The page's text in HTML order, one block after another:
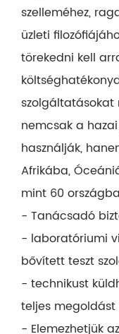
szelleméhez,
üzleti
törekedni kell
szolgáltatásokat
nemcsak a
használják,
Afrikába,
mint 60
- Tanácsadó
- laboratóriumi
bővített teszt
- technikust
teljes
- Elemezhetjük